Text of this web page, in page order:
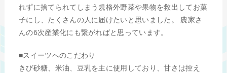
れずに捨てられてしまう規格外野菜や果物を救出してお菓
子にし、たくさんの人に届けたいと思いました。 農家さ
んの6次産業化にも繋がればと思っています。
■スイーツへのこだわり
きび砂糖、米油、豆乳を主に使用しており、甘さは控え